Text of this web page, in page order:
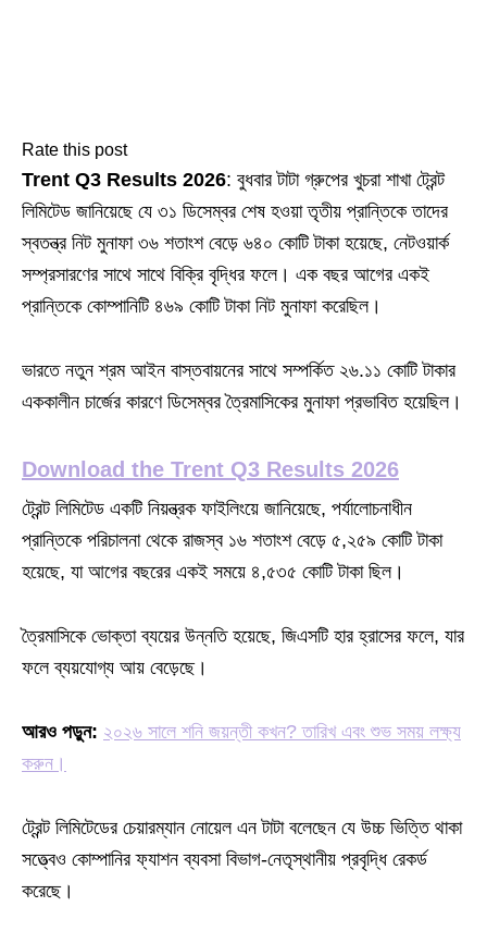
Rate this post
Trent Q3 Results 2026: বুধবার টাটা গ্রুপের খুচরা শাখা ট্রেন্ট
লিমিটেড জানিয়েছে যে ৩১ ডিসেম্বর শেষ হওয়া তৃতীয় প্রান্তিকে তাদের
স্বতন্ত্র নিট মুনাফা ৩৬ শতাংশ বেড়ে ৬৪০ কোটি টাকা হয়েছে, নেটওয়ার্ক
সম্প্রসারণের সাথে সাথে বিক্রি বৃদ্ধির ফলে। এক বছর আগের একই
প্রান্তিকে কোম্পানিটি ৪৬৯ কোটি টাকা নিট মুনাফা করেছিল।
ভারতে নতুন শ্রম আইন বাস্তবায়নের সাথে সম্পর্কিত ২৬.১১ কোটি টাকার
এককালীন চার্জের কারণে ডিসেম্বর ত্রৈমাসিকের মুনাফা প্রভাবিত হয়েছিল।
Download the Trent Q3 Results 2026
ট্রেন্ট লিমিটেড একটি নিয়ন্ত্রক ফাইলিংয়ে জানিয়েছে, পর্যালোচনাধীন
প্রান্তিকে পরিচালনা থেকে রাজস্ব ১৬ শতাংশ বেড়ে ৫,২৫৯ কোটি টাকা
হয়েছে, যা আগের বছরের একই সময়ে ৪,৫৩৫ কোটি টাকা ছিল।
ত্রৈমাসিকে ভোক্তা ব্যয়ের উন্নতি হয়েছে, জিএসটি হার হ্রাসের ফলে, যার
ফলে ব্যয়যোগ্য আয় বেড়েছে।
আরও পড়ুন: ২০২৬ সালে শনি জয়ন্তী কখন? তারিখ এবং শুভ সময় লক্ষ্য
করুন।
ট্রেন্ট লিমিটেডের চেয়ারম্যান নোয়েল এন টাটা বলেছেন যে উচ্চ ভিত্তি থাকা
সত্ত্বেও কোম্পানির ফ্যাশন ব্যবসা বিভাগ-নেতৃস্থানীয় প্রবৃদ্ধি রেকর্ড
করেছে।